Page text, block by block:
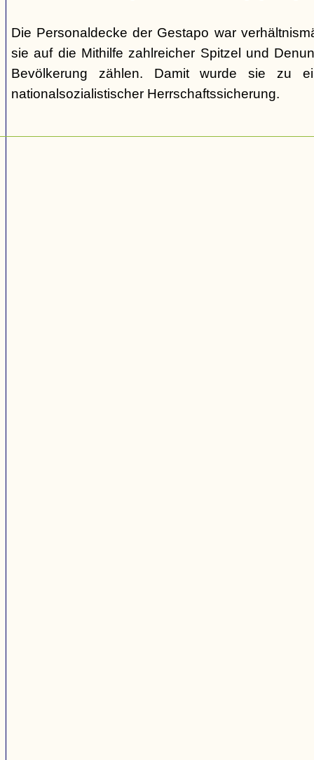
Die Personaldecke der Gestapo war
sie auf die Mithilfe zahlreicher Spitzel und
Bevölkerung zählen. Damit wurde sie zu
nationalsozialistischer Herrschaftssicherung.